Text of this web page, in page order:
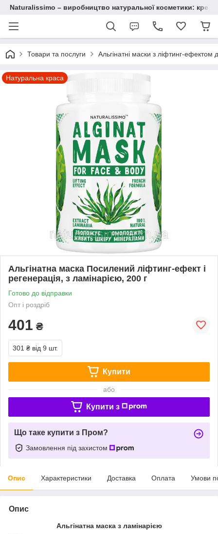
Naturalissimo – виробництво натуральної косметики:
Товари та послуги Альгінатні маски з ліфтинг-
Натуральна краса
Альгінатна маска Посилений ліфтинг-ефект і
регенерація, з ламінарією, 200 г
Готово до відправки
Опт і роздріб
401 ₴
301 ₴ від 9 шт.
Купити
або
Купити з
Що таке купити з Пром?
Замовлення під захистом
Опис Характеристики Доставка Оплата Умови
Опис
Альгінатна маска з ламінарією